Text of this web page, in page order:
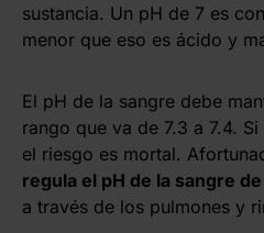
sustancia. Un pH de 7 es
menor que eso es ácido y
El pH de la sangre debe
rango que va de 7.3 a 7.4.
el riesgo es mortal.
regula el pH de la sangre
a través de los pulmones y